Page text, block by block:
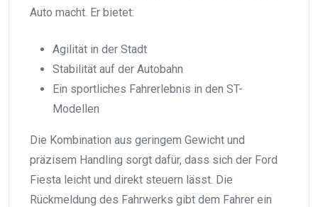
Auto macht. Er bietet:
Agilität in der Stadt
Stabilität auf der Autobahn
Ein sportliches Fahrerlebnis in den ST-
Modellen
Die Kombination aus geringem Gewicht und
präzisem Handling sorgt dafür, dass sich der Ford
Fiesta leicht und direkt steuern lässt. Die
Rückmeldung des Fahrwerks gibt dem Fahrer ein